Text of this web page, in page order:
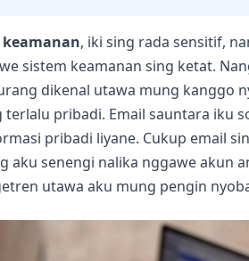
, iki sing rada sensitif,
sistem keamanan sing ketat.
dikenal utawa mung kanggo
pribadi. Email sauntara iku
pribadi liyane. Cukup email
aku senengi nalika nggawe akun
utawa aku mung pengin